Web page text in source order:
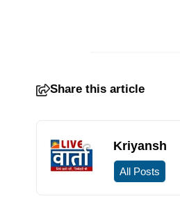
Share this article
Kriyansh
All Posts